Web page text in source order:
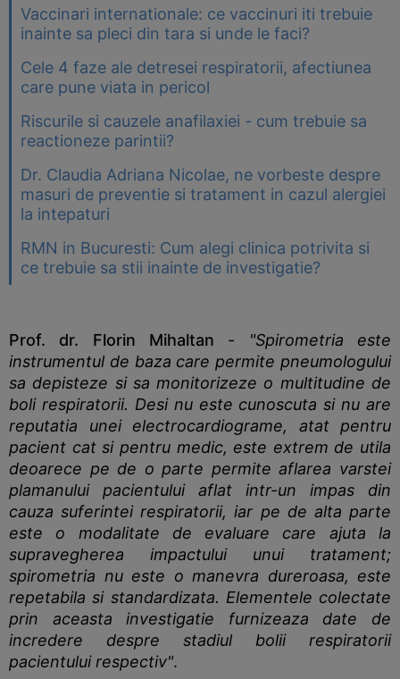
Vaccinari internationale: ce vaccinuri iti trebuie
inainte sa pleci din tara si unde le faci?
Cele 4 faze ale detresei respiratorii, afectiunea
care pune viata in pericol
Riscurile si cauzele anafilaxiei - cum trebuie sa
reactioneze parintii?
Dr. Claudia Adriana Nicolae, ne vorbeste despre
masuri de preventie si tratament in cazul alergiei
la intepaturi
RMN in Bucuresti: Cum alegi clinica potrivita si
ce trebuie sa stii inainte de investigatie?
Prof. dr. Florin Mihaltan -
"Spirometria este
instrumentul de baza care permite pneumologului
sa depisteze si sa monitorizeze o multitudine de
boli respiratorii. Desi nu este cunoscuta si nu are
reputatia unei electrocardiograme, atat pentru
pacient cat si pentru medic, este extrem de utila
deoarece pe de o parte permite aflarea varstei
plamanului pacientului aflat intr-un impas din
cauza suferintei respiratorii, iar pe de alta parte
este o modalitate de evaluare care ajuta la
supravegherea impactului unui tratament;
spirometria nu este o manevra dureroasa, este
repetabila si standardizata. Elementele colectate
prin aceasta investigatie furnizeaza date de
incredere despre stadiul bolii respiratorii
pacientului respectiv".